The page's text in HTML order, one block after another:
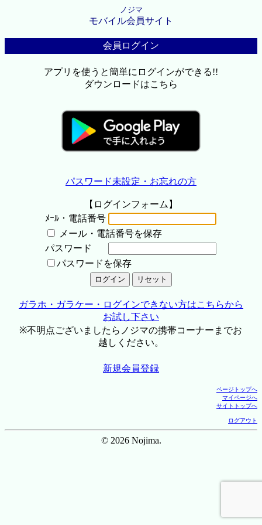
ノジマ
モバイル会員サイト
会員ログイン
アプリを使うと簡単にログインができる!!
ダウンロードはこちら
パスワード未設定・お忘れの方
【ログインフォーム】
ﾒｰﾙ・電話番号
メール・電話番号を保存
パスワード
パスワードを保存
ガラホ・ガラケー・ログインできない方はこちらから
お試し下さい
※不明点ございましたらノジマの携帯コーナーまでお
越しください。
新規会員登録
ページトップへ
マイページへ
サイトトップへ
ログアウト
© 2026 Nojima.